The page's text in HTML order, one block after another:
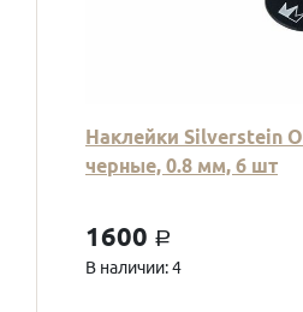
Наклейки Silverstein
черные, 0.8 мм, 6 шт
1600 a
В наличии: 4